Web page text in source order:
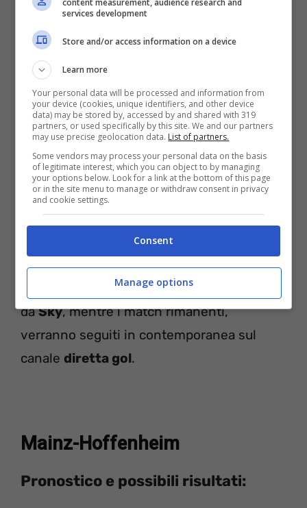
campo in discreto stato
Diretta Streaming e TV:
Le gare piu’ importanti di ogni giornata di
, saranno trasmesse in diretta
daSky, mentre i match rimanenti,
verranno seguiti in contemporanea sul
canale diretta gol.
Mainz-Hoffenheim
Pronostico e possibili risultati:
content measurement, audience research and
services development
Store and/or access information on a device
Learn more
Your personal data will be processed and information from
your device (cookies, unique identifiers, and other device
data) may be stored by, accessed by and shared with 319
partners, or used specifically by this site. We and our partners
may use precise geolocation data. List of partners.
Some vendors may process your personal data on the basis
of legitimate interest, which you can object to by managing
your options below. Look for a link at the bottom of this page
or in the site menu to manage or withdraw consent in privacy
and cookie settings.
Consent
Manage options